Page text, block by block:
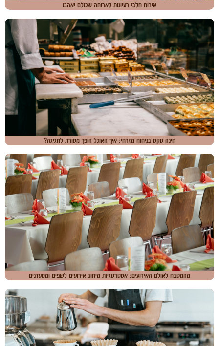
אירוח חלבי רעיונות לארוחה שכולם יאהבו
חינה טקס בניחוח מזרחי: איך האוכל הופך מסורת לחגיגה?
מהמטבח לאולם האירועים: אסטרטגיות מיתוג אירועים לשפים ומסעדנים